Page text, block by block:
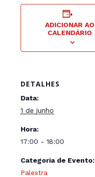
ADICIONAR AO
CALENDÁRIO
DETALHES
Data:
1 de junho
Hora:
17:00 - 18:00
Categoria de Evento:
Palestra